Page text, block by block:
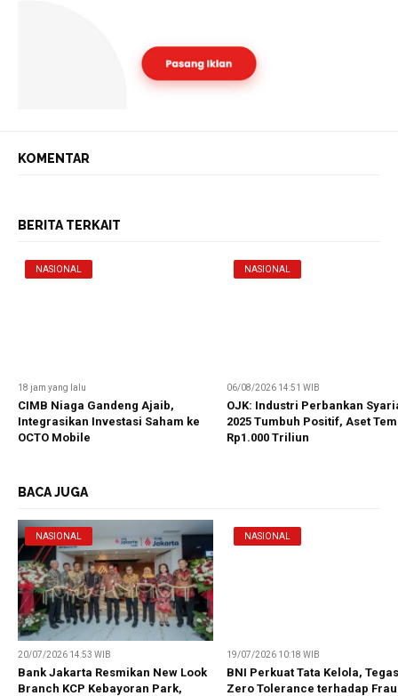
KOMENTAR
BERITA TERKAIT
NASIONAL
18 jam yang lalu
CIMB Niaga Gandeng Ajaib,
Integrasikan Investasi Saham ke
OCTO Mobile
NASIONAL
06/08/2026 14:51 WIB
OJK: Industri Perbankan
2025 Tumbuh Positif, Aset
Rp1.000 Triliun
BACA JUGA
NASIONAL
20/07/2026 14:53 WIB
Bank Jakarta Resmikan New Look
Branch KCP Kebayoran Park,
NASIONAL
19/07/2026 10:18 WIB
BNI Perkuat Tata Kelola,
Zero Tolerance terhadap